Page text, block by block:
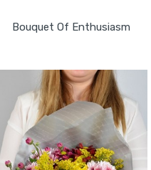
Bouquet Of Enthusiasm